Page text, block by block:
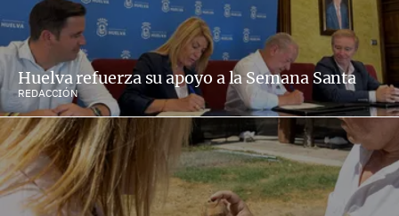
Huelva refuerza su apoyo a la Semana Santa
REDACCIÓN